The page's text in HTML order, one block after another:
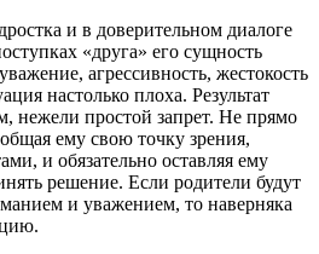
и в доверительном диалоге
«друга» его сущность
агрессивность, жестокость
настолько плоха. Результат
нежели простой запрет. Не прямо
ему свою точку зрения,
и обязательно оставляя ему
решение. Если родители будут
и уважением, то наверняка